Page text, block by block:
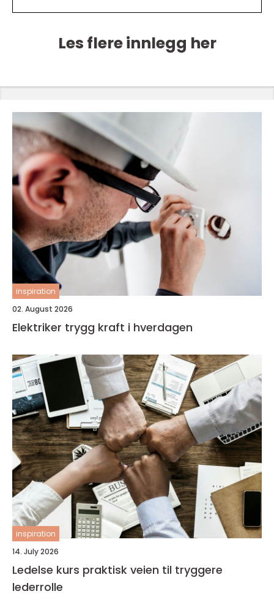
Les flere innlegg her
inspiration
02. August 2026
Elektriker trygg kraft i hverdagen
inspiration
14. July 2026
Ledelse kurs praktisk veien til tryggere
lederrolle